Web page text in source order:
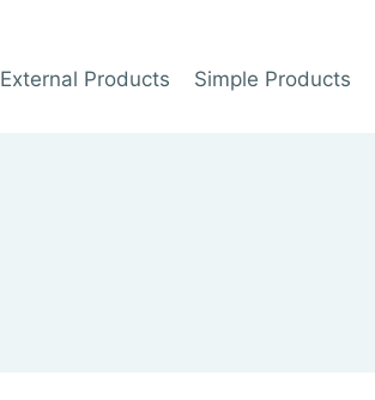
External Products Simple Products